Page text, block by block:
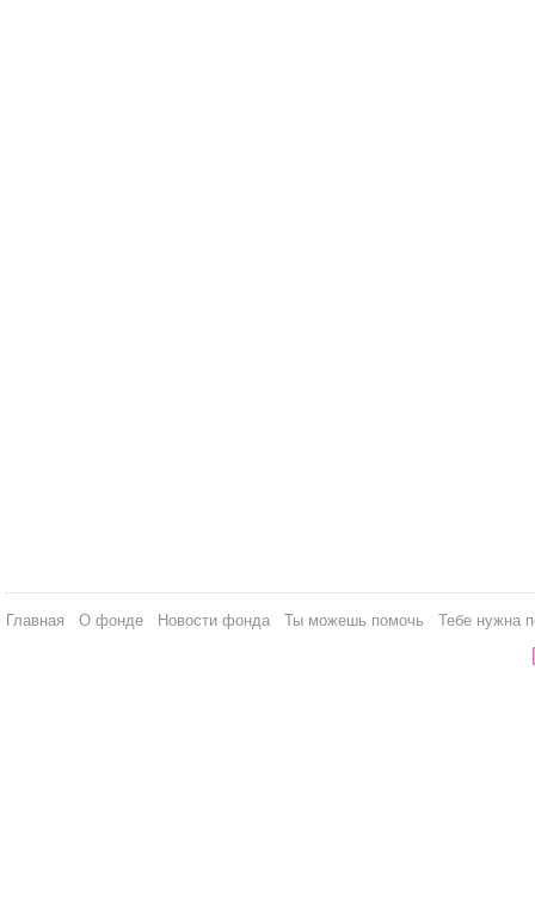
Главная О фонде Новости фонда Ты можешь помочь Тебе нужна